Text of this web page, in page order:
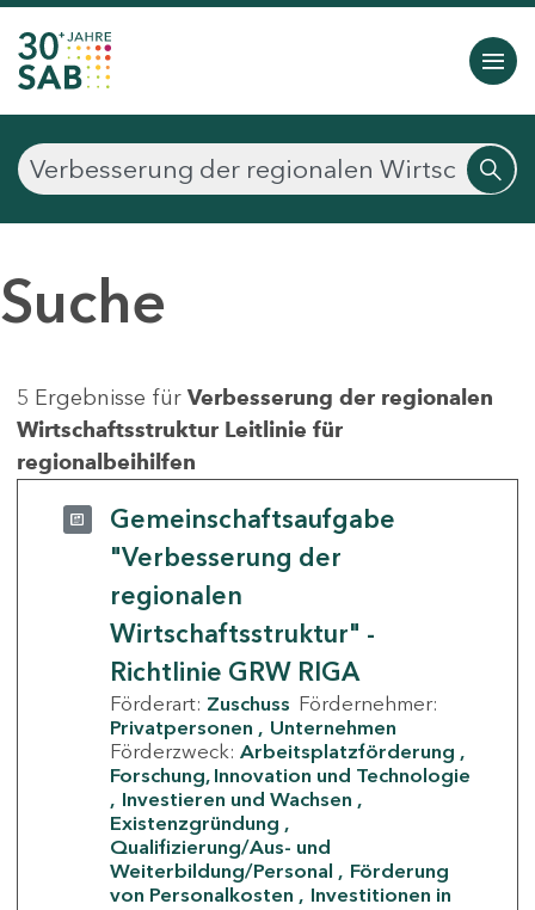
Suche
5 Ergebnisse für Verbesserung der regionalen
Wirtschaftsstruktur Leitlinie für
regionalbeihilfen
Gemeinschaftsaufgabe
"Verbesserung der
regionalen
Wirtschaftsstruktur" -
Richtlinie GRW RIGA
Förderart: Zuschuss Fördernehmer:
Privatpersonen
Unternehmen
Förderzweck: Arbeitsplatzförderung
Forschung, Innovation und Technologie
Investieren und Wachsen
Existenzgründung
Qualifizierung/Aus- und
Weiterbildung/Personal
Förderung
von Personalkosten
Investitionen in